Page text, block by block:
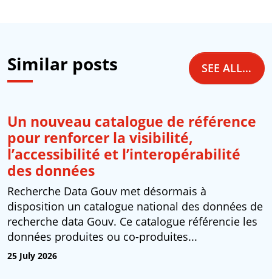
Similar posts SEE ALL NEWS
Un nouveau catalogue de référence
pour renforcer la visibilité,
l’accessibilité et l’interopérabilité
des données
Recherche Data Gouv met désormais à
disposition un catalogue national des données de
recherche data Gouv. Ce catalogue référencie les
données produites ou co-produites...
25 July 2026